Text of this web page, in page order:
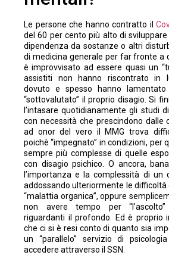
Le persone che hanno contratto il
del 60 per cento più alto di sviluppare
dipendenza da sostanze o altri
di medicina generale per far fronte a
è improvvisato ad essere quasi un
assistiti non hanno riscontrato in
dovuto e spesso hanno
“sottovalutato” il proprio disagio. Si
l’intasare quotidianamente gli studi
con necessità che prescindono dalle
ad onor del vero il MMG trova
poichè “impegnato” in condizioni, per
sempre più complesse di quelle
con disagio psichico. O ancora,
l’importanza e la complessità di un
addossando ulteriormente le difficoltà
“malattia organica”, oppure
non avere tempo per
riguardanti il profondo. Ed è proprio
che ci si è resi conto di quanto sia
un “parallelo” servizio di
accedere attraverso il SSN.